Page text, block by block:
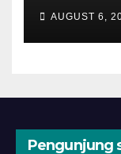
AUGUST 6,
Pengunjung